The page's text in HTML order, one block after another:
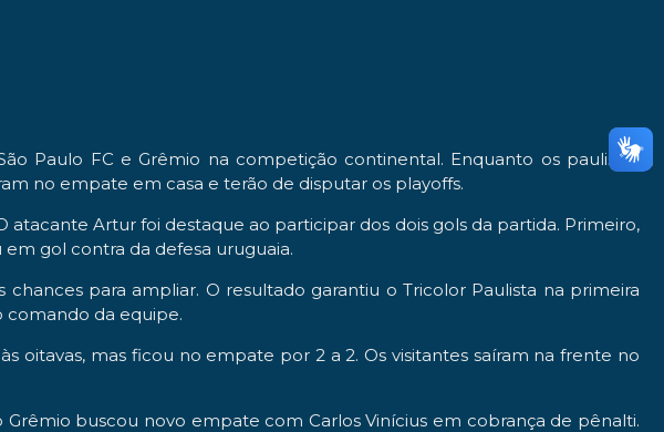
Paulo FC e Grêmio na competição continental. Enquanto os paulistas
no empate em casa e terão de disputar os playoffs.
Artur foi destaque ao participar dos dois gols da partida. Primeiro,
gol contra da defesa uruguaia.
para ampliar. O resultado garantiu o Tricolor Paulista na primeira
comando da equipe.
oitavas, mas ficou no empate por 2 a 2. Os visitantes saíram na frente no
buscou novo empate com Carlos Vinícius em cobrança de pênalti.